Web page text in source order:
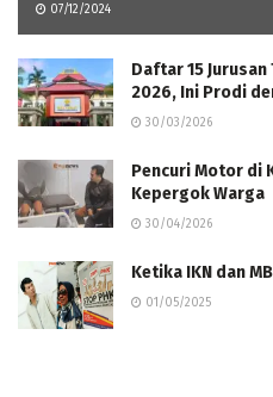
07/12/2024
Daftar 15 Jurusan
2026, Ini Prodi
30/03/2026
‎Pencuri Motor di
Kepergok Warga ‎
30/04/2026
Ketika IKN dan
01/05/2025